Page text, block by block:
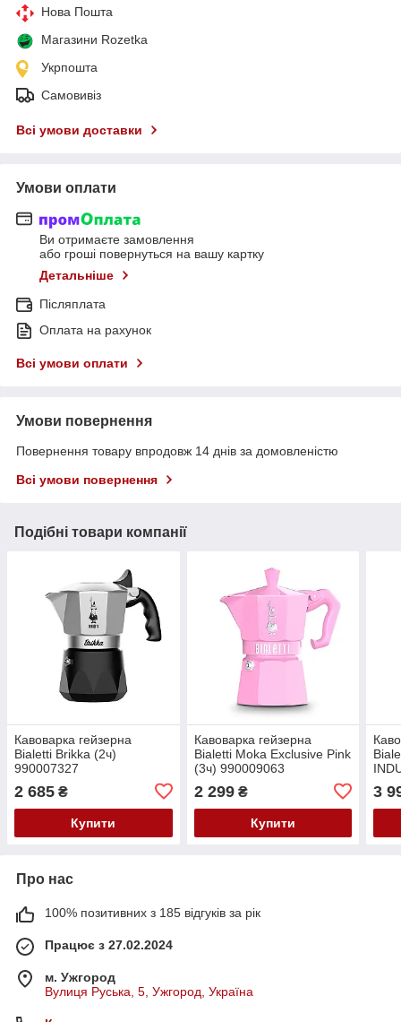
Нова Пошта
Магазини Rozetka
Укрпошта
Самовивіз
Всі умови доставки
Умови оплати
Ви отримаєте замовлення
або гроші повернуться на вашу картку
Детальніше
Післяплата
Оплата на рахунок
Всі умови оплати
Умови повернення
Повернення товару впродовж 14 днів за домовленістю
Всі умови повернення
Подібні товари компанії
Кавоварка гейзерна
Bialetti Brikka (2ч)
990007327
2 685 ₴
Купити
Кавоварка гейзерна
Bialetti Moka Exclusive Pink
(3ч) 990009063
2 299₴
Купити
3
Про нас
100% позитивних з 185 відгуків за рік
Працює з 27.02.2024
м. Ужгород
Вулиця Руська, 5, Ужгород, Україна